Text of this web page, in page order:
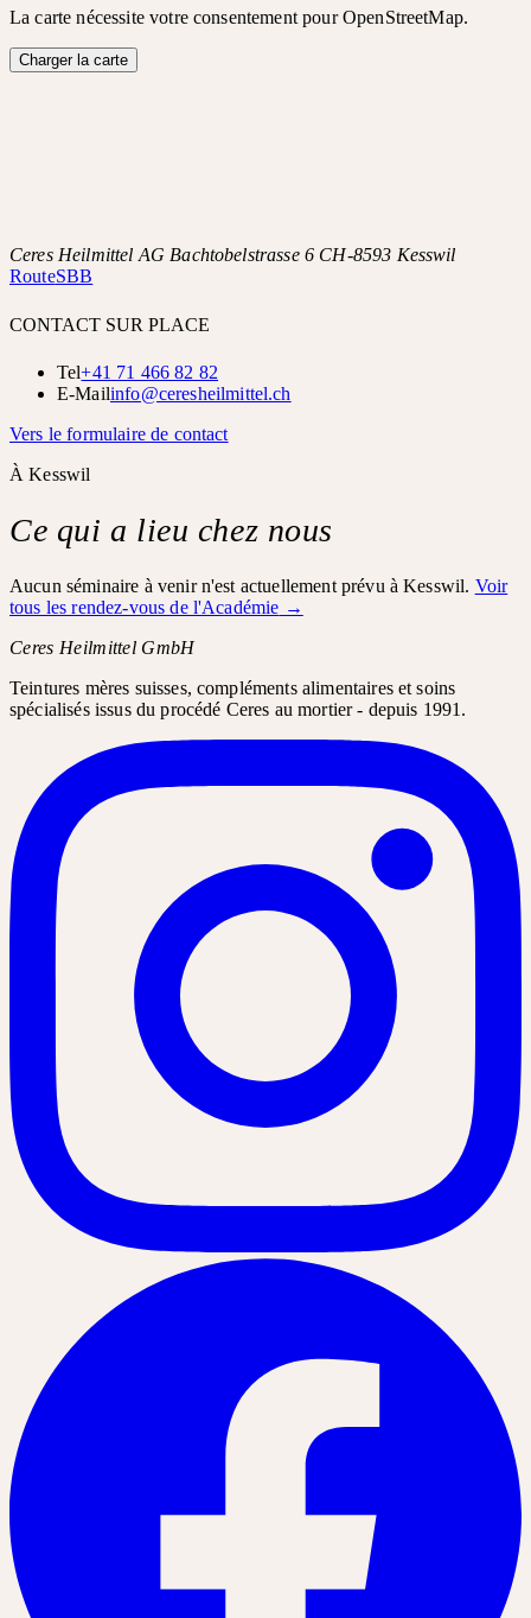
La carte nécessite votre consentement pour OpenStreetMap.
Charger la carte
Ceres Heilmittel AG Bachtobelstrasse 6 CH-8593 Kesswil
RouteSBB
CONTACT SUR PLACE
Tel+41 71 466 82 82
E-Mailinfo@ceresheilmittel.ch
Vers le formulaire de contact
À Kesswil
Ce qui a lieu chez nous
Aucun séminaire à venir n'est actuellement prévu à Kesswil. Voir
tous les rendez-vous de l'Académie →
Ceres Heilmittel GmbH
Teintures mères suisses, compléments alimentaires et soins
spécialisés issus du procédé Ceres au mortier - depuis 1991.